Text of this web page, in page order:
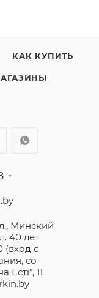
(смотрите
DRX работают
до 50 °C.
выключатели с
токи до 630А,
от
КАК КУПИТЬ
Минский
40 лет
(вход с
со
Естi", 11